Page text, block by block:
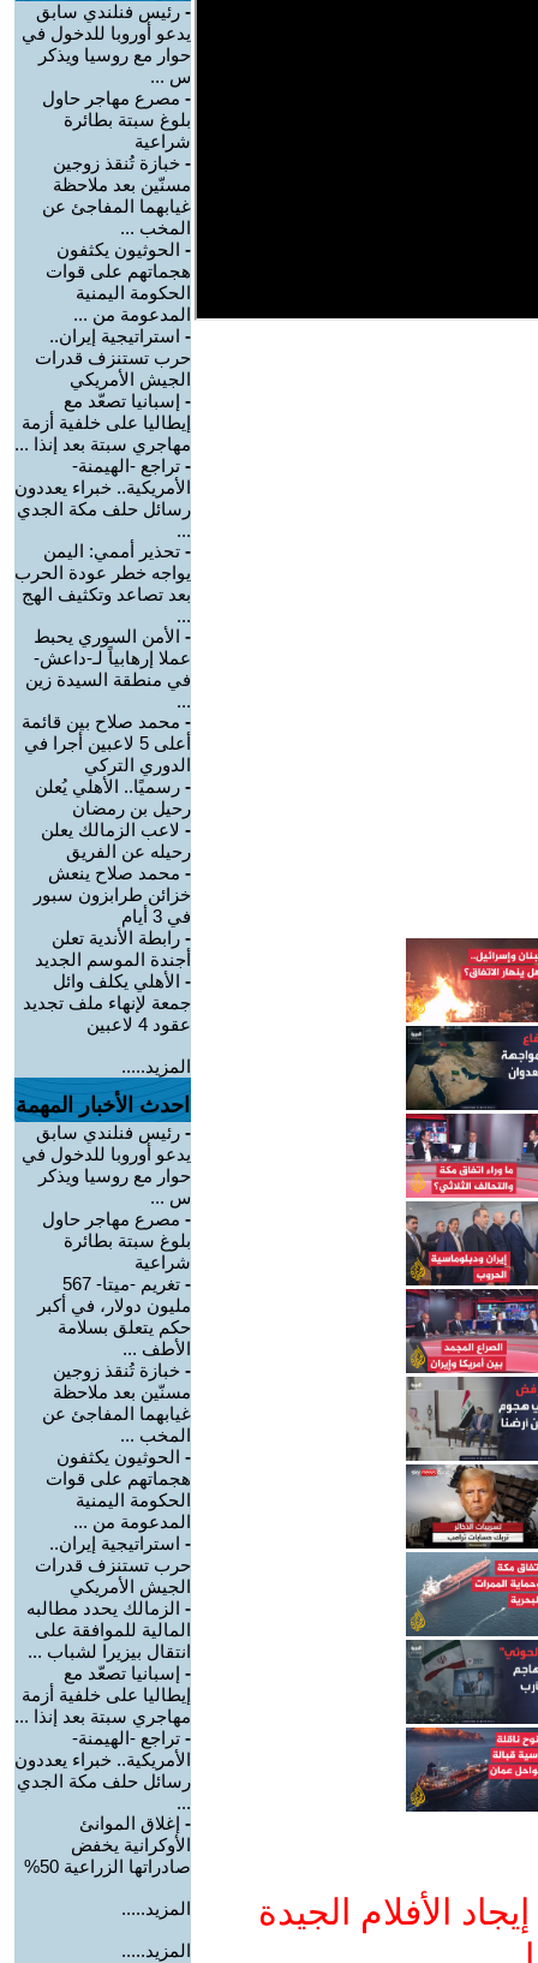
الأفلام الجيدة
- رئيس فنلندي سابق
يدعو أوروبا للدخول في
حوار مع روسيا ويذكر
س ...
- مصرع مهاجر حاول
بلوغ سبتة بطائرة
شراعية
- خبازة تُنقذ زوجين
مسنّين بعد ملاحظة
غيابهما المفاجئ عن
المخب ...
- الحوثيون يكثفون
هجماتهم على قوات
الحكومة اليمنية
المدعومة من ...
- استراتيجية إيران..
حرب تستنزف قدرات
الجيش الأمريكي
- إسبانيا تصعّد مع
إيطاليا على خلفية أزمة
مهاجري سبتة بعد إنذا ...
- تراجع -الهيمنة-
الأمريكية.. خبراء يعددون
رسائل حلف مكة الجدي
...
- تحذير أممي: اليمن
يواجه خطر عودة الحرب
بعد تصاعد وتكثيف الهج
...
- الأمن السوري يحبط
عملا إرهابياً لـ-داعش-
في منطقة السيدة زين
...
- محمد صلاح بين قائمة
أعلى 5 لاعبين أجرا في
الدوري التركي
- رسميًا.. الأهلي يُعلن
رحيل بن رمضان
- لاعب الزمالك يعلن
رحيله عن الفريق
- محمد صلاح ينعش
خزائن طرابزون سبور
في 3 أيام
- رابطة الأندية تعلن
أجندة الموسم الجديد
- الأهلي يكلف وائل
جمعة لإنهاء ملف تجديد
عقود 4 لاعبين
المزيد.....
احدث الأخبار المهمة
- رئيس فنلندي سابق
يدعو أوروبا للدخول في
حوار مع روسيا ويذكر
س ...
- مصرع مهاجر حاول
بلوغ سبتة بطائرة
شراعية
-
تغريم -ميتا- 567
مليون دولار، في أكبر
حكم يتعلق بسلامة
الأطف ...
- خبازة تُنقذ زوجين
مسنّين بعد ملاحظة
غيابهما المفاجئ عن
المخب ...
- الحوثيون يكثفون
هجماتهم على قوات
الحكومة اليمنية
المدعومة من ...
- استراتيجية إيران..
حرب تستنزف قدرات
الجيش الأمريكي
- الزمالك يحدد مطالبه
المالية للموافقة على
انتقال بيزيرا لشباب ...
- إسبانيا تصعّد مع
إيطاليا على خلفية أزمة
مهاجري سبتة بعد إنذا ...
- تراجع -الهيمنة-
الأمريكية.. خبراء يعددون
رسائل حلف مكة الجدي
...
- إغلاق الموانئ
الأوكرانية يخفض
صادراتها الزراعية 50%
المزيد.....
المزيد.....